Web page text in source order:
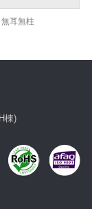
耳無柱
棟)